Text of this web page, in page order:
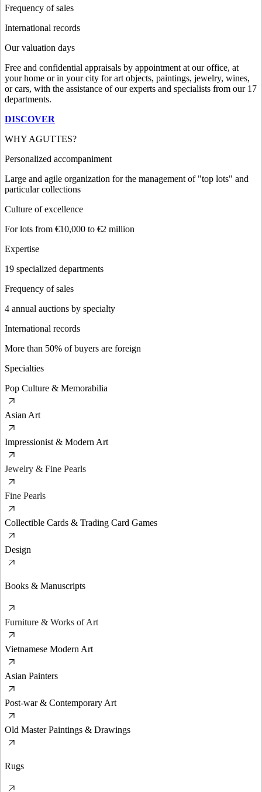
Frequency of sales
International records
Our valuation days
Free and confidential appraisals by appointment at our office, at
your home or in your city for art objects, paintings, jewelry, wines,
or cars, with the assistance of our experts and specialists from our 17
departments.
DISCOVER
WHY AGUTTES?
Personalized accompaniment
Large and agile organization for the management of "top lots" and
particular collections
Culture of excellence
For lots from €10,000 to €2 million
Expertise
19 specialized departments
Frequency of sales
4 annual auctions by specialty
International records
More than 50% of buyers are foreign
Specialties
Pop Culture & Memorabilia
Asian Art
Impressionist & Modern Art
Jewelry & Fine Pearls
Fine Pearls
Collectible Cards & Trading Card Games
Design
Books & Manuscripts
Furniture & Works of Art
Vietnamese Modern Art
Asian Painters
Post-war & Contemporary Art
Old Master Paintings & Drawings
Rugs